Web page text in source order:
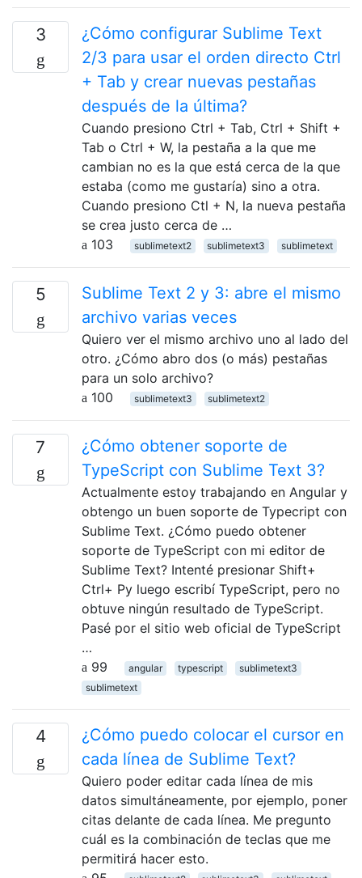
3
¿Cómo configurar Sublime Text
2/3 para usar el orden directo Ctrl
+ Tab y crear nuevas pestañas
después de la última?
Cuando presiono Ctrl + Tab, Ctrl + Shift +
Tab o Ctrl + W, la pestaña a la que me
cambian no es la que está cerca de la que
estaba (como me gustaría) sino a otra.
Cuando presiono Ctl + N, la nueva pestaña
se crea justo cerca de …
103
sublimetext2 sublimetext3 sublimetext
5
Sublime Text 2 y 3: abre el mismo
archivo varias veces
Quiero ver el mismo archivo uno al lado del
otro. ¿Cómo abro dos (o más) pestañas
para un solo archivo?
100
sublimetext3 sublimetext2
7
¿Cómo obtener soporte de
TypeScript con Sublime Text 3?
Actualmente estoy trabajando en Angular y
obtengo un buen soporte de Typecript con
Sublime Text. ¿Cómo puedo obtener
soporte de TypeScript con mi editor de
Sublime Text? Intenté presionar Shift+
Ctrl+ Py luego escribí TypeScript, pero no
obtuve ningún resultado de TypeScript.
Pasé por el sitio web oficial de TypeScript
…
99
angular typescript
sublimetext3
sublimetext
4
¿Cómo puedo colocar el cursor en
cada línea de Sublime Text?
Quiero poder editar cada línea de mis
datos simultáneamente, por ejemplo, poner
citas delante de cada línea. Me pregunto
cuál es la combinación de teclas que me
permitirá hacer esto.